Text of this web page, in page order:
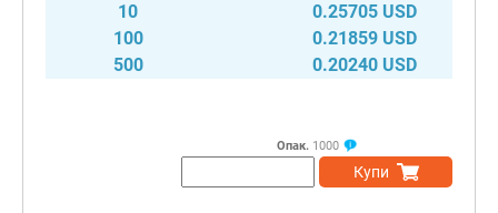
10
0.25705 USD
100
0.21859 USD
500
0.20240 USD
Опак. 1000
Купи